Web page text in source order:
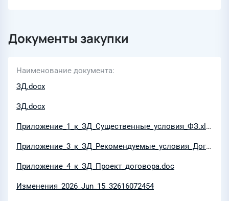
Документы закупки
Наименование документа
ЗД.docx
ЗД.docx
Приложение_1_к_ЗД_Существенные_условия_ФЗ.xlsx
Приложение_3_к_ЗД_Рекомендуемые_условия_Договора.docx
Приложение_4_к_ЗД_Проект_договора.doc
Изменения_2026_Jun_15_32616072454